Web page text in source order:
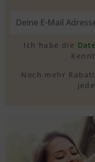
Ich habe die
Noch mehr